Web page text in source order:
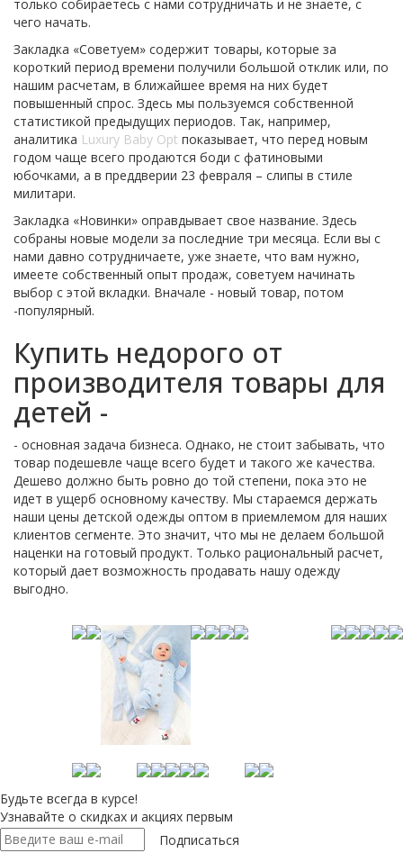
только собираетесь с нами сотрудничать и не знаете, с
чего начать.
Закладка «Советуем» содержит товары, которые за
короткий период времени получили большой отклик или, по
нашим расчетам, в ближайшее время на них будет
повышенный спрос. Здесь мы пользуемся собственной
статистикой предыдущих периодов. Так, например,
аналитика Luxury Baby Opt показывает, что перед новым
годом чаще всего продаются боди с фатиновыми
юбочками, а в преддверии 23 февраля – слипы в стиле
милитари.
Закладка «Новинки» оправдывает свое название. Здесь
собраны новые модели за последние три месяца. Если вы с
нами давно сотрудничаете, уже знаете, что вам нужно,
имеете собственный опыт продаж, советуем начинать
выбор с этой вкладки. Вначале - новый товар, потом
-популярный.
Купить недорого от
производителя товары для
детей -
- основная задача бизнеса. Однако, не стоит забывать, что
товар подешевле чаще всего будет и такого же качества.
Дешево должно быть ровно до той степени, пока это не
идет в ущерб основному качеству. Мы стараемся держать
наши цены детской одежды оптом в приемлемом для наших
клиентов сегменте. Это значит, что мы не делаем большой
наценки на готовый продукт. Только рациональный расчет,
который дает возможность продавать нашу одежду
выгодно.
Будьте всегда в курсе!
Узнавайте о скидках и акциях первым